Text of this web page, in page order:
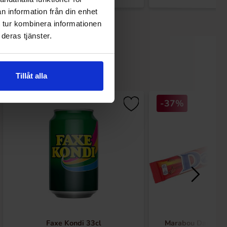
information från din enhet
kombinera informationen
tjänster.
Tillåt alla
Faxe Kondi 33cl
-37%
Marabou Daim